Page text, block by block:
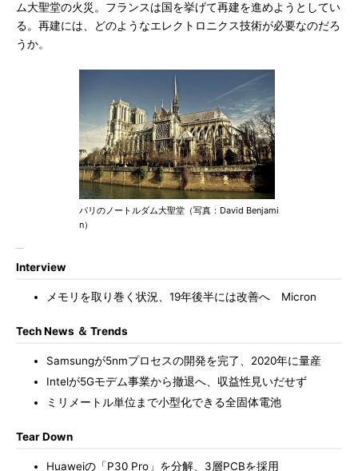
ム大聖堂の火災。フランスは国を挙げて再建を進めようとしてい
る。再建には、どのようなエレクトロニクス技術が必要なのだろ
うか。
パリのノートルダム大聖堂（写真：David Benjami
n）
Interview
メモリを取り巻く状況、19年後半には改善へ Micron
Tech News ＆ Trends
Samsungが5nmプロセスの開発を完了、2020年に量産
Intelが5Gモデム事業から撤退へ、収益性見いだせず
ミリメートル単位まで小型化できる全固体電池
Tear Down
Huaweiの「P30 Pro」を分解、3層PCBを採用